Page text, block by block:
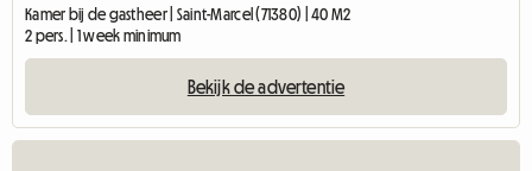
Kamer bij de gastheer | Saint-Marcel (71380) | 40 M2
2 pers. | 1 week minimum
Bekijk de advertentie